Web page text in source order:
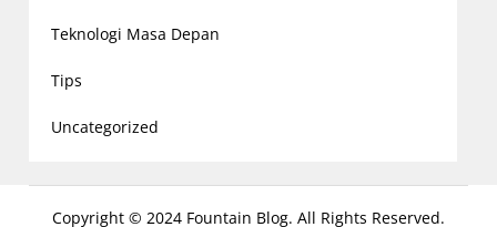
Teknologi Masa Depan
Tips
Uncategorized
Copyright © 2024 Fountain Blog. All Rights Reserved.